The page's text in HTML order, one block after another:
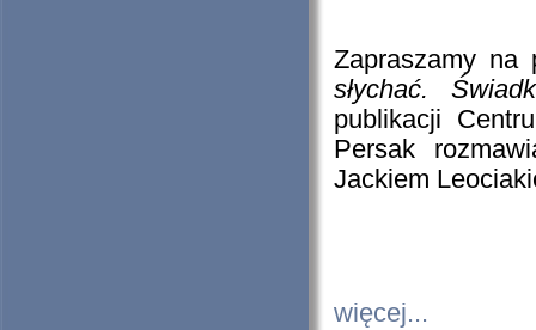
Zapraszamy
słychać.
publikacji
Persak
Jackiem
więcej...